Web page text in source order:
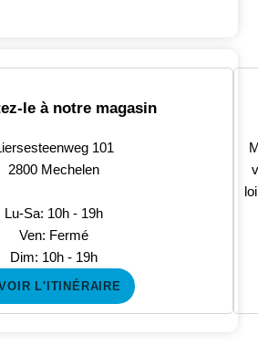
le à notre magasin
101
2800 Mechelen
Lu-Sa: 10h - 19h
Ven: Fermé
Dim: 10h - 19h
L'ITINÉRAIRE